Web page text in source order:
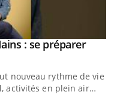
: se préparer
nouveau rythme de vie !
activités en plein air…